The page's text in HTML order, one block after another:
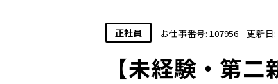
正社員 お仕事番号: 107956 更新日
【未経験・第